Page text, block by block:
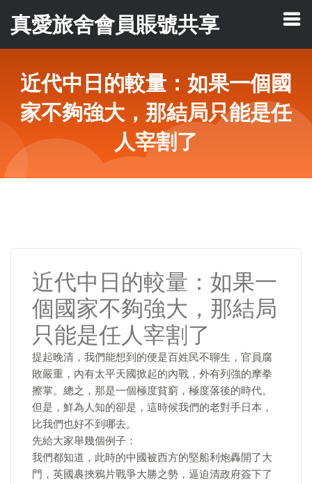
真愛旅舍會員賬號共享
近代中日的較量：如果一個國
家不夠強大，那結局只能是任
人宰割了
近代中日的較量：如果一
個國家不夠強大，那結局
只能是任人宰割了
提起晚清，我們能想到的便是百姓民不聊生，官員腐
敗嚴重，內有太平天國掀起的內戰，外有列強的摩拳
擦掌。總之，那是一個極度貧窮，極度落後的時代。
但是，鮮為人知的卻是，這時候我們的老對手日本，
比我們也好不到哪去。
先給大家舉幾個例子：
我們都知道，此時的中國被西方的堅船利炮轟開了大
門，英國裹挾鴉片戰爭大勝之勢，逼迫清政府簽下了